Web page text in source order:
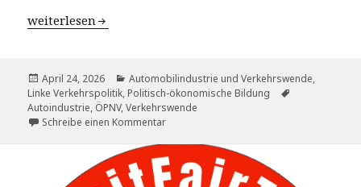
Gegen die Wand!
weiterlesen
Veröffentlicht
am
April 24, 2026 Kategorien
Automobilindustrie und Verkehrswende,
Linke Verkehrspolitik, Politisch-ökonomische Bildung
Autoindustrie, ÖPNV,Verkehrswende
Schreibe einen Kommentarzu Gegen die Wand!